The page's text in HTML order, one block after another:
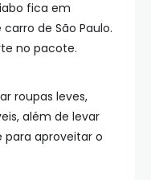
fica em
de São Paulo.
no pacote.
roupas leves,
além de levar
para aproveitar o